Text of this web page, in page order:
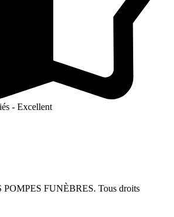
- Excellent
FUNÈBRES. Tous droits